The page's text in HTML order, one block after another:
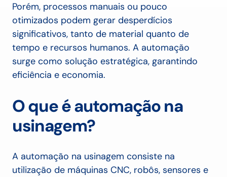
Porém, processos manuais ou pouco
otimizados podem gerar desperdícios
significativos, tanto de material quanto de
tempo e recursos humanos. A automação
surge como solução estratégica, garantindo
eficiência e economia.
O que éautomaçãona
usinagem?
A automação na usinagem consiste na
utilização de máquinas CNC, robôs, sensores e